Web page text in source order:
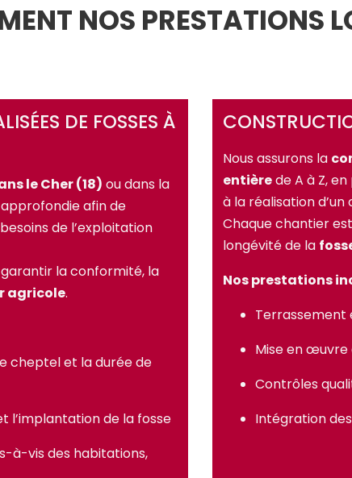
NOS PRESTATIONS
DE FOSSES À
le Cher (18) ou dans la
afin de
de l’exploitation
la conformité, la
agricole.
cheptel et la durée de
l’implantation de la fosse
à-vis des habitations,
Nous assurons la
entièrede A à Z,
à la réalisation
Chaque chantier
longévité de la
Nos prestations
Mise en
Contrôles
Intégration